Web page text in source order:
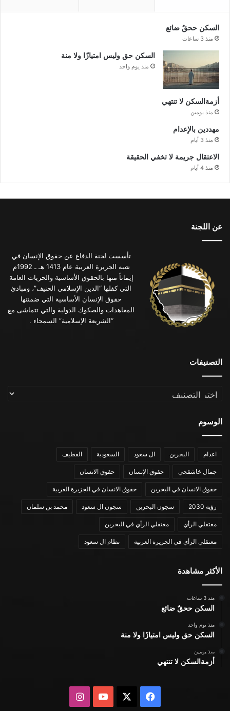
السكن ححقٌ ضائع
منذ 3 ساعات
السكن حق وليس امتيازًا ولا منة
منذ يوم واحد
أزمةالسكن لا تنتهي
منذ يومين
مهددين بالإعدام
منذ 3 أيام
الاعتقال جريمة لا تخفي الحقيقة
منذ 4 أيام
عن اللجنة
تأسست لجنة الدفاع عن حقوق الإنسان في
شبه الجزيرة العربية عام 1413 هـ ـ 1992م
إيماناً منها بالحقوق الأساسية والحريات العامة
التي كفلها “الدين الإسلامي الحنيف”، ومبادئ
حقوق الإنسان الأساسية التي ضمنتها
المعاهدات والصكوك الدولية والتي تتماشى مع
“الشريعة الإسلامية” السمحاء .
التصنيفات
التصنيفات
الوسوم
اعدام البحرين ال سعود السعودية القطيف
جمال خاشقجي حقوق الإنسان حقوق الانسان
حقوق الانسان في البحرين حقوق الانسان في الجزيرة العربية
رؤية 2030 سجون البحرين سجون ال سعود محمد بن سلمان
معتقلي الرأي معتقلي الرأي في البحرين
معتقلي الرأي في الجزيرة العربية نظام ال سعود
الأكثر مشاهدة
منذ 3 ساعات
السكن ححقٌ ضائع
منذ يوم واحد
السكن حق وليس امتيازًا ولا منة
منذ يومين
أزمةالسكن لا تنتهي
فيسبوك يوتيوبانستقرام